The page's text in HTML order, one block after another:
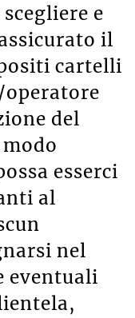
e
il
cartelli
operatore
del
esserci
al
nel
eventuali